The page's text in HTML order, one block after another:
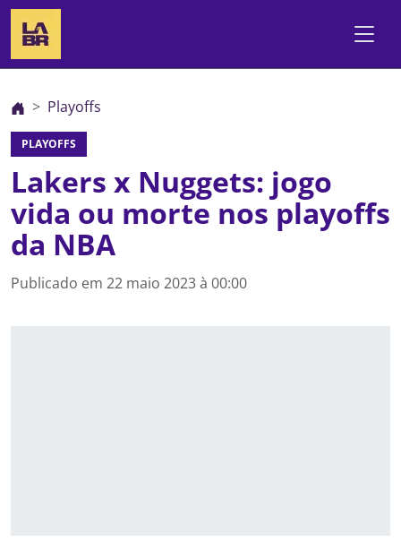
Playoffs
PLAYOFFS
Lakers x Nuggets: jogo
vida ou morte nos playoffs
da NBA
Publicado em 22 maio 2023 à 00:00